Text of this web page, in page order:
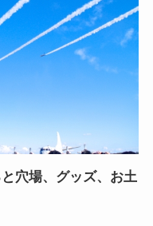
穴場、グッズ、お土